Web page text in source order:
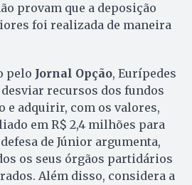
provam que a deposição
foi realizada de maneira
pelo Jornal Opção, Eurípedes
desviar recursos dos fundos
e adquirir, com os valores,
em R$ 2,4 milhões para
de Júnior argumenta,
os seus órgãos partidários
Além disso, considera a